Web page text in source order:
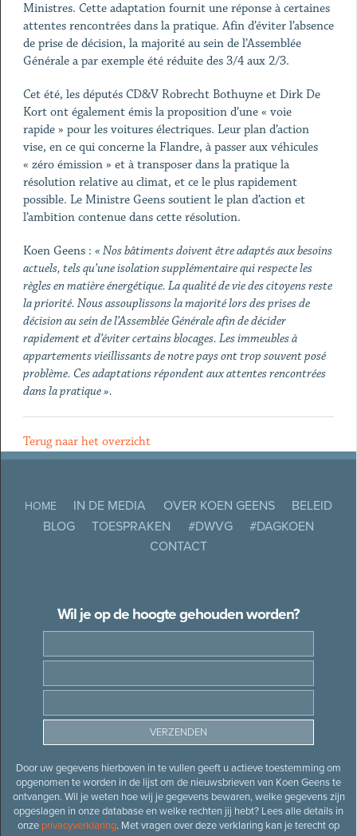
Ministres. Cette adaptation fournit une réponse à certaines
attentes rencontrées dans la pratique. Afin d’éviter l’absence
de prise de décision, la majorité au sein de l’Assemblée
Générale a par exemple été réduite des 3/4 aux 2/3.
Cet été, les députés CD&V Robrecht Bothuyne et Dirk De
Kort ont également émis la proposition d’une « voie
rapide » pour les voitures électriques. Leur plan d’action
vise, en ce qui concerne la Flandre, à passer aux véhicules
« zéro émission » et à transposer dans la pratique la
résolution relative au climat, et ce le plus rapidement
possible. Le Ministre Geens soutient le plan d’action et
l’ambition contenue dans cette résolution.
Koen Geens : « Nos bâtiments doivent être adaptés aux besoins
actuels, tels qu’une isolation supplémentaire qui respecte les
règles en matière énergétique. La qualité de vie des citoyens reste
la priorité. Nous assouplissons la majorité lors des prises de
décision au sein de l’Assemblée Générale afin de décider
rapidement et d’éviter certains blocages. Les immeubles à
appartements vieillissants de notre pays ont trop souvent posé
problème. Ces adaptations répondent aux attentes rencontrées
dans la pratique ».
Terug naar het overzicht
HOME IN DE MEDIA OVER KOEN GEENS
BELEID
BLOG
TOESPRAKEN #DWVG
#DAGKOEN
CONTACT
Wil je op de hoogte gehouden worden?
Door uw gegevens hierboven in te vullen geeft u actieve toestemming om
opgenomen te worden in de lijst om de nieuwsbrieven van Koen Geens te
ontvangen. Wil je weten hoe wij je gegevens bewaren, welke gegevens zijn
opgeslagen in onze database en welke rechten jij hebt? Lees alle details in
onze privacyverklaring. Met vragen over deze verklaring kan je terecht op